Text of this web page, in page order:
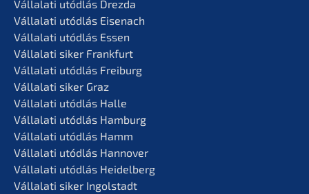
Vállala­ti utódlás Drezda
Vállala­ti utódlás Eisenach
Vállala­ti utódlás Essen
Vállala­ti siker Frankfurt
Vállala­ti utódlás Freiburg
Vállala­ti siker Graz
Vállala­ti utódlás Halle
Vállala­ti utódlás Hamburg
Vállala­ti utódlás Hamm
Vállala­ti utódlás Hannover
Vállala­ti utódlás Heidelberg
Vállala­ti siker Ingolstadt